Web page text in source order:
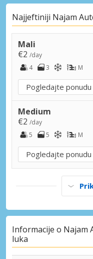
Najjeftiniji Najam
Mali
€2 /day
4
3 M
Pogledajte ponudu
Medium
€2 /day
5
5 M
Pogledajte ponudu
Informacije o Najam
luka